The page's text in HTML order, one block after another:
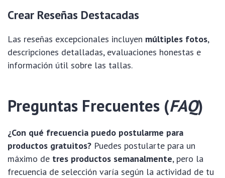
Crear Reseñas Destacadas
Las reseñas excepcionales incluyen múltiples fotos,
descripciones detalladas, evaluaciones honestas e
información útil sobre las tallas.
Preguntas Frecuentes (FAQ)
¿Con qué frecuencia puedo postularme para
productos gratuitos? Puedes postularte para un
máximo de tres productos semanalmente, pero la
frecuencia de selección varía según la actividad de tu